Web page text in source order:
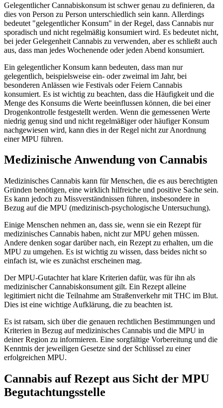
Gelegentlicher Cannabiskonsum ist schwer genau zu definieren, da
dies von Person zu Person unterschiedlich sein kann. Allerdings
bedeutet "gelegentlicher Konsum" in der Regel, dass Cannabis nur
sporadisch und nicht regelmäßig konsumiert wird. Es bedeutet nicht,
bei jeder Gelegenheit Cannabis zu verwenden, aber es schließt auch
aus, dass man jedes Wochenende oder jeden Abend konsumiert.
Ein gelegentlicher Konsum kann bedeuten, dass man nur
gelegentlich, beispielsweise ein- oder zweimal im Jahr, bei
besonderen Anlässen wie Festivals oder Feiern Cannabis
konsumiert. Es ist wichtig zu beachten, dass die Häufigkeit und die
Menge des Konsums die Werte beeinflussen können, die bei einer
Drogenkontrolle festgestellt werden. Wenn die gemessenen Werte
niedrig genug sind und nicht regelmäßiger oder häufiger Konsum
nachgewiesen wird, kann dies in der Regel nicht zur Anordnung
einer MPU führen.
Medizinische Anwendung von Cannabis
Medizinisches Cannabis kann für Menschen, die es aus berechtigten
Gründen benötigen, eine wirklich hilfreiche und positive Sache sein.
Es kann jedoch zu Missverständnissen führen, insbesondere in
Bezug auf die MPU (medizinisch-psychologische Untersuchung).
Einige Menschen nehmen an, dass sie, wenn sie ein Rezept für
medizinisches Cannabis haben, nicht zur MPU gehen müssen.
Andere denken sogar darüber nach, ein Rezept zu erhalten, um die
MPU zu umgehen. Es ist wichtig zu wissen, dass beides nicht so
einfach ist, wie es zunächst erscheinen mag.
Der MPU-Gutachter hat klare Kriterien dafür, was für ihn als
medizinischer Cannabiskonsument gilt. Ein Rezept alleine
legitimiert nicht die Teilnahme am Straßenverkehr mit THC im Blut.
Dies ist eine wichtige Aufklärung, die zu beachten ist.
Es ist ratsam, sich über die genauen rechtlichen Bestimmungen und
Kriterien in Bezug auf medizinisches Cannabis und die MPU in
deiner Region zu informieren. Eine sorgfältige Vorbereitung und die
Kenntnis der jeweiligen Gesetze sind der Schlüssel zu einer
erfolgreichen MPU.
Cannabis auf Rezept aus Sicht der MPU
Begutachtungsstelle